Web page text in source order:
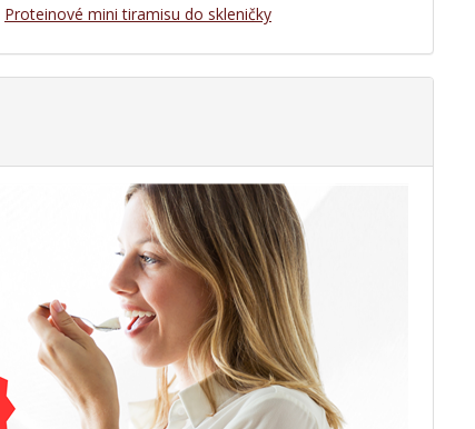
Proteinové mini tiramisu do skleničky